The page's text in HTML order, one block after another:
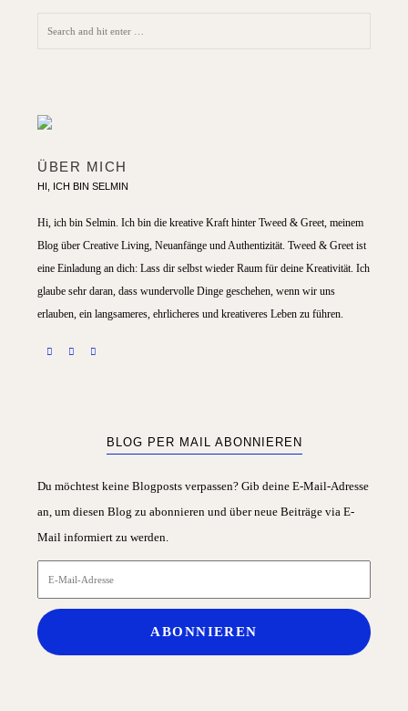
ÜBER MICH
HI, ICH BIN SELMIN
Hi, ich bin Selmin. Ich bin die kreative Kraft hinter Tweed & Greet, meinem
Blog über Creative Living, Neuanfänge und Authentizität. Tweed & Greet ist
eine Einladung an dich: Lass dir selbst wieder Raum für deine Kreativität. Ich
glaube sehr daran, dass wundervolle Dinge geschehen, wenn wir uns
erlauben, ein langsameres, ehrlicheres und kreativeres Leben zu führen.
BLOG PER MAIL ABONNIEREN
Du möchtest keine Blogposts verpassen? Gib deine E-Mail-Adresse
an, um diesen Blog zu abonnieren und über neue Beiträge via E-
Mail informiert zu werden.
Mail-
Adresse
ABONNIEREN